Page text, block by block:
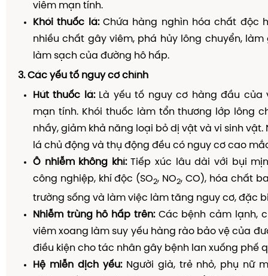
viêm mạn tính.
Khói thuốc lá:Chứa hàng nghìn hóa chất độc
nhiều chất gây viêm, phá hủy lông chuyển,
làm sạch của đường hô hấp.
3. Các yếu tố nguy cơ chính
Hút thuốc lá:Là yếu tố nguy cơ hàng đầu của
mạn tính. Khói thuốc làm tổn thương lớp lông
nhầy, giảm khả năng loại bỏ dị vật và vi sinh vật.
lá chủ động và thụ động đều có nguy cơ cao
Ô nhiễm không khí:Tiếp xúc lâu dài với bụi mịn
công nghiệp, khí độc (SO2, NO2, CO), hóa chất
trường sống và làm việc làm tăng nguy cơ, đặc
Nhiễm trùng hô hấp trên:Các bệnh cảm lạnh,
viêm xoang làm suy yếu hàng rào bảo vệ của
điều kiện cho tác nhân gây bệnh lan xuống phế
Hệ miễn dịch yếu:Người già, trẻ nhỏ, phụ nữ